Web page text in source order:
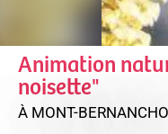
Animation
noisette"
À MONT-